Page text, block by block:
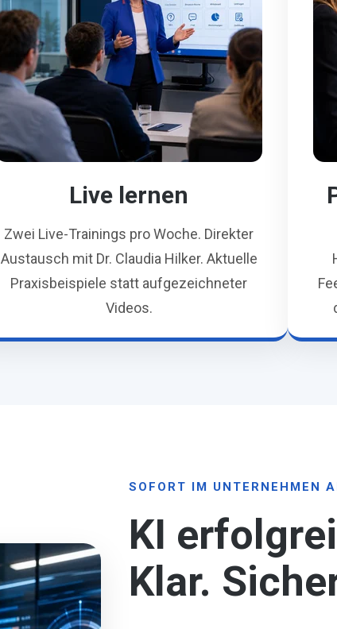
Live lernen
Zwei Live-Trainings pro Woche. Direkter
Austausch mit Dr. Claudia Hilker. Aktuelle
Praxisbeispiele statt aufgezeichneter
Videos.
SOFORT IM UNTERNEHMEN
KI
Klar.